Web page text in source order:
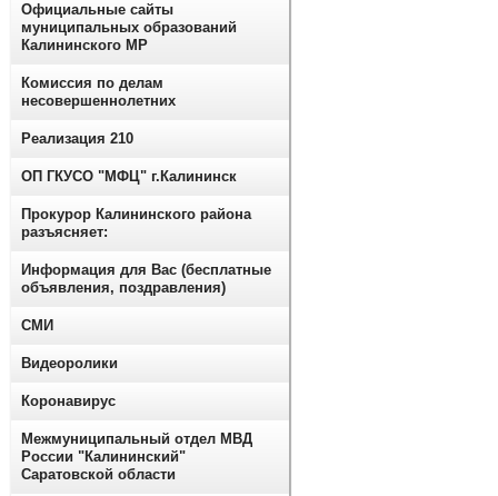
Официальные сайты
муниципальных образований
Калининского МР
Комиссия по делам
несовершеннолетних
Реализация 210
ОП ГКУСО "МФЦ" г.Калининск
Прокурор Калининского района
разъясняет:
Информация для Вас (бесплатные
объявления, поздравления)
СМИ
Видеоролики
Коронавирус
Межмуниципальный отдел МВД
России "Калининский"
Саратовской области